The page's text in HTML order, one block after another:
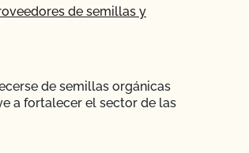
de semillas y
de semillas orgánicas
a fortalecer el sector de las